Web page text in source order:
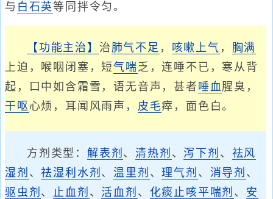
与 白石英等同拌令匀。
【功能主治】 治 肺气不足 ， 咳嗽上气 ， 胸满
上迫，喉咽闭塞，短气喘乏，连唾不已，寒从背
起，口中如含霜雪，语无音声，甚者 唾血腥臭，
干呕 心烦，耳闻风雨声， 皮毛瘁，面色白。
方剂类型： 解表剂 、清热剂 、 泻下剂 、 祛风
湿剂 、祛湿利水剂 、温里剂 、理气剂 、 消导剂 、
驱虫剂 、 止血剂 、 活血剂 、 化痰止咳平喘剂 、 安